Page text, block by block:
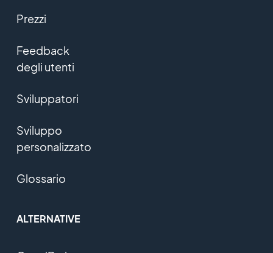
Prezzi
Feedback
degli utenti
Sviluppatori
Sviluppo
personalizzato
Glossario
ALTERNATIVE